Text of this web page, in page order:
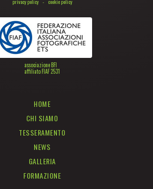
privacy policy - cookie policy
associazione BFI
affiliato FIAF 2531
HOME
CHI SIAMO
TESSERAMENTO
NEWS
GALLERIA
FORMAZIONE